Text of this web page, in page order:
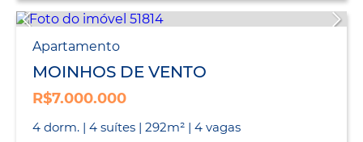
Apartamento
MOINHOS DE VENTO
R$7.000.000
4 dorm. | 4 suítes | 292m² | 4 vagas